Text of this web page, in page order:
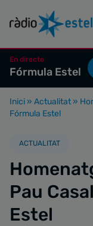
En directe
Fórmula Estel
Inici » Actualitat »
Fórmula Estel
ACTUALITAT
Pau
Estel